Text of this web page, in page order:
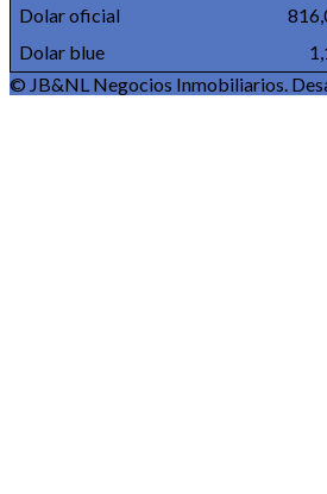
Dolar oficial
Dolar blue
© JB&NL Negocios Inmobiliarios.